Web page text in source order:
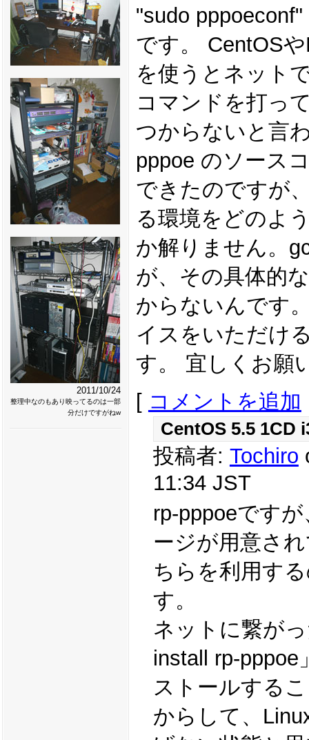
2011/10/24
整理中なのもあり映ってるのは一部
分だけですがねw
"sudo
です。 CentOS
を使うとネット
コマンドを打っ
つからないと言
pppoe のソース
できたのですが
る環境をどのよ
か解りません。
が、その具体的
からないんです
イスをいただけ
す。 宜しくお願
[ コメントを追加
CentOS 5.5 1CD
投稿者: Tochiro
11:34 JST
rp-pppoeです
ージが用意さ
ちらを利用す
す。
ネットに繋が
install rp-
ストールする
からして、